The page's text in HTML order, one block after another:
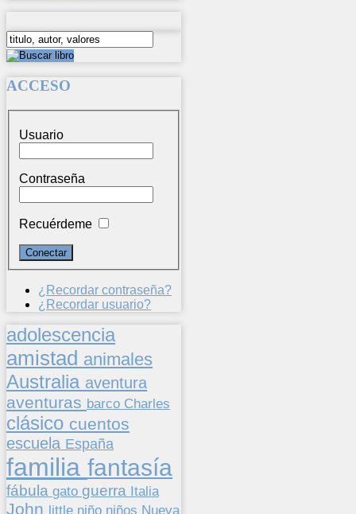
ACCESO
Usuario
Contraseña
Recuérdeme
¿Recordar contraseña?
¿Recordar usuario?
adolescencia
amistad animales
Australia aventura
aventuras barco Charles
clásico cuentos
escuela España
familia fantasía
fábula gato guerra Italia
John little niño niños Nueva